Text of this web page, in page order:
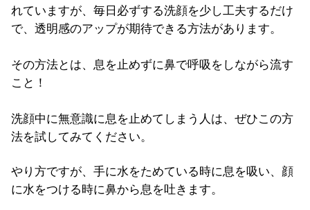
れていますが、毎日必ずする洗顔を少し工夫するだけ
で、透明感のアップが期待できる方法があります。
その方法とは、息を止めずに鼻で呼吸をしながら流す
こと！
洗顔中に無意識に息を止めてしまう人は、ぜひこの方
法を試してみてください。
やり方ですが、手に水をためている時に息を吸い、顔
に水をつける時に鼻から息を吐きます。